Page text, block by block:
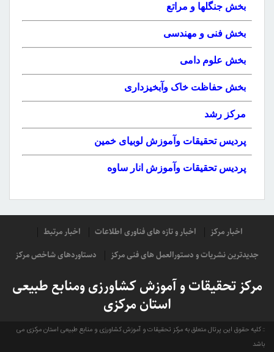
بخش جنگلها و مراتع
بخش فنی و مهندسی
بخش علوم دامی
بخش حفاظت خاک وآبخیزداری
مرکز رشد
پردیس تحقیقات وآموزش لوبیای خمین
پردیس تحقیقات وآموزش انار ساوه
اخبار مرکز اخبار و تازه های فناوری اطلاعات
اخبار مرتبط
جدیدترین نشریات و دستورالعمل های فنی مرکز
دستاوردهای شاخص مرکز
مرکز تحقیقات و آموزش کشاورزی ومنابع طبیعی
استان مرکزی
کلیه حقوق این پرتال متعلق به مرکز تحقیقات و آموزش کشاورزی و منابع طبیعی استان مرکزی می
باشد